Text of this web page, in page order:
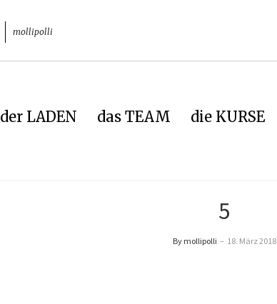
mollipolli
der LADEN das TEAM die KURSE
5
By mollipolli – 18. März 2018